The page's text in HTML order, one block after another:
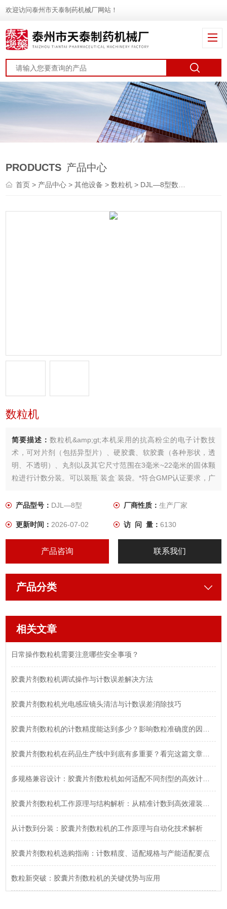
欢迎访问泰州市天泰制药机械厂网站！
PRODUCTS 产品中心
首页> 产品中心 >其他设备 >数粒机 > DJL—8型数粒机
数粒机
简要描述：数粒机&amp;gt;本机采用的抗高粉尘的电子计数技
术，可对片剂（包括异型片）、硬胶囊、软胶囊（各种形状，透
明、不透明）、丸剂以及其它尺寸范围在3毫米~22毫米的固体颗
粒进行计数分装。可以装瓶˙装盒˙装袋。*符合GMP认证要求，广
新办小型药厂、保健健品厂。
产品型号： DJL—8型 厂商性质： 生产厂家
更新时间：2026-07-02 访 问 量： 6130
产品咨询 联系我们
产品分类
相关文章
日常操作数粒机需要注意哪些安全事项？
胶囊片剂数粒机调试操作与计数误差解决方法
胶囊片剂数粒机光电感应镜头清洁与计数误差消除技巧
胶囊片剂数粒机的计数精度能达到多少？影响数粒准确度的因素有哪些？深度解析来了！
胶囊片剂数粒机在药品生产线中到底有多重要？看完这篇文章你就明白了！
多规格兼容设计：胶囊片剂数粒机如何适配不同剂型的高效计数需求
胶囊片剂数粒机工作原理与结构解析：从精准计数到高效灌装全流程
从计数到分装：胶囊片剂数粒机的工作原理与自动化技术解析
胶囊片剂数粒机选购指南：计数精度、适配规格与产能适配要点
数粒新突破：胶囊片剂数粒机的关键优势与应用